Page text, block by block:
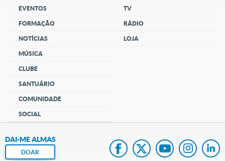
EVENTOS
FORMAÇÃO
NOTÍCIAS
MÚSICA
CLUBE
SANTUÁRIO
COMUNIDADE
SOCIAL
TV
RÁDIO
LOJA
DAI-ME ALMAS
DOAR